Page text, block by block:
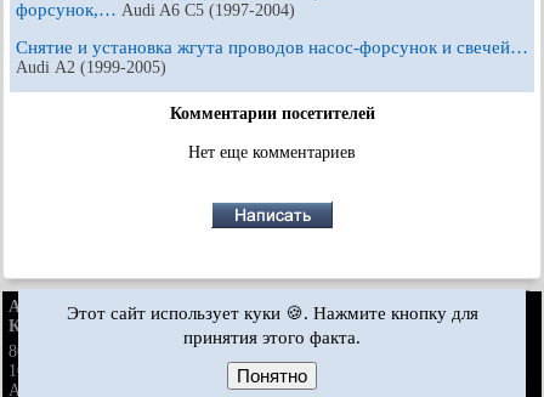
форсунок,… Audi A6 С5 (1997-2004)
Снятие и установка жгута проводов насос-форсунок и свечей…
Audi А2 (1999-2005)
Комментарии посетителей
Нет еще комментариев
AudiManual.ru © 2017-2026·Полная версия ·Обратная связь
Карта сайта
Поиск по сайту ·Новости и статьи
80 Б2
80 Б3 100 С3
100 С3
100 С4 · ·A3 Typ 8L
A4 Б6
·A4 Б8· ·A6 С4 A6 С5 Allroad
Этот сайт использует куки 🍪. Нажмите кнопку для
принятия этого факта.
Понятно